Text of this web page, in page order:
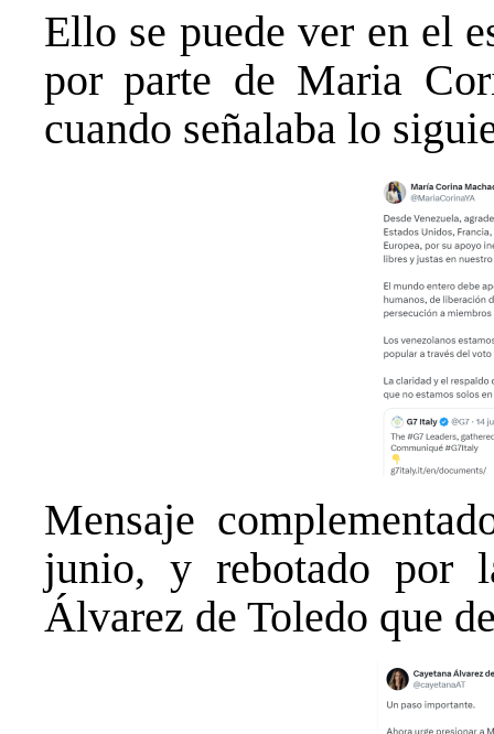
Ello se puede ver en el
por parte de Maria
cuando señalaba lo
Mensaje
junio, y rebotado por
Álvarez de Toledo que